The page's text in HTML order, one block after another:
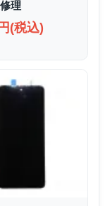
理
(税込)